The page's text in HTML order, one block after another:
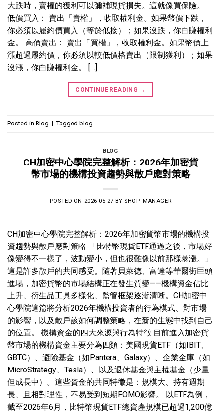
大跌時，賣權的獲利可以彌補現貨損失。這就像買保險。
低價買入： 賣出「賣權」，收取權利金。如果幣價下跌，
你必須以履約價買入（等於低接）；如果沒跌，你白賺權利
金。 高價賣出： 賣出「買權」，收取權利金。如果幣價上
漲超過履約價，你必須以較低價格賣出（限制獲利）；如果
沒漲，你白賺權利金。 […]
CONTINUE READING →
Posted in Blog | Tagged blog
BLOG
CH加密中心學院完整解析：2026年加密貨
幣市場的機構投資趨勢與散戶應對策略
POSTED ON 2026-05-27 BY SHOP_MANAGER
CH加密中心學院完整解析：2026年加密貨幣市場的機構投
資趨勢與散戶應對策略 「比特幣現貨ETF通過之後，市場好
像變得不一樣了，波動變小，但也很難像以前那樣暴漲。」
這是許多散戶的共同感受。隨著貝萊德、富達等華爾街巨頭
進場，加密貨幣的市場結構正在發生質變——機構資金佔比
上升、衍生品工具多樣化、監管框架逐漸清晰。CH加密中
心學院這篇將分析2026年機構投資者的行為模式、對市場
的影響，以及散戶該如何調整策略，在新的生態中找到自己
的位置。 機構資金的四大來源與行為特徵 目前進入加密貨
幣市場的機構資金主要分為四類：美國現貨ETF（如IBIT、
GBTC）、避險基金（如Pantera、Galaxy）、企業金庫（如
MicroStrategy、Tesla）、以及退休基金與主權基金（少量
但成長中）。這些資金的共同特徵是：規模大、持有週期
長、且相對理性，不易受到短期FOMO影響。 以ETF為例，
截至2026年6月，比特幣現貨ETF總資產規模已超過1,200億